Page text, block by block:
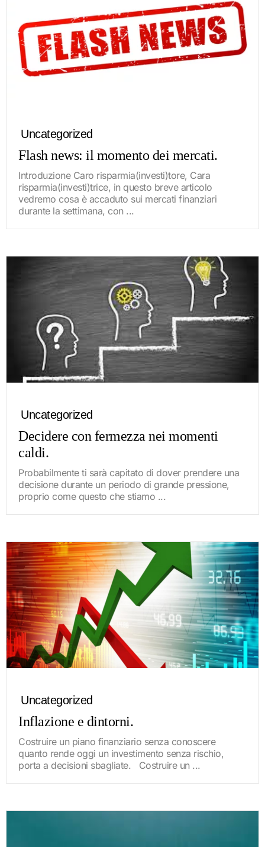
Uncategorized
Flash news: il momento dei mercati.
Introduzione Caro risparmia(investi)tore, Cara
risparmia(investi)trice, in questo breve articolo
vedremo cosa è accaduto sui mercati finanziari
durante la settimana, con ...
Uncategorized
Decidere con fermezza nei momenti
caldi.
Probabilmente ti sarà capitato di dover prendere una
decisione durante un periodo di grande pressione,
proprio come questo che stiamo ...
Uncategorized
Inflazione e dintorni.
Costruire un piano finanziario senza conoscere
quanto rende oggi un investimento senza rischio,
porta a decisioni sbagliate. Costruire un ...